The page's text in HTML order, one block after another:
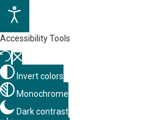
Accessibility Tools
Invert colors
Monochrome
Dark contrast